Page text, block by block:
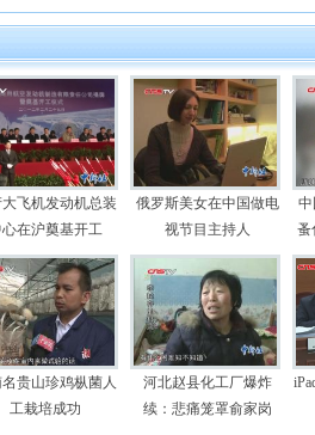
大飞机发动机总装
在沪奠基开工
俄罗斯美女在中国做电
视节目主持人
蚤
贵山珍鸡枞菌人
工栽培成功
河北赵县化工厂爆炸
续：悲痛笼罩俞家岗